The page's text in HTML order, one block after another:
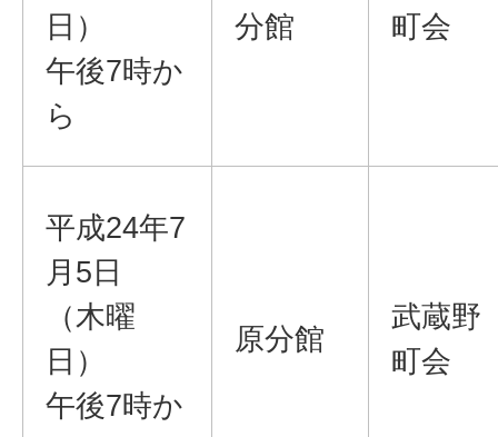
日）
午後7時か
ら
分館
町会
平成24年7
月5日
（木曜
日）
午後7時か
原分館
武蔵野
町会